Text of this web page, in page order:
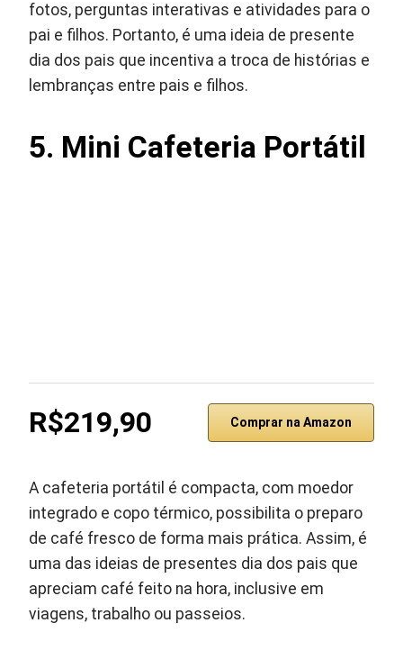
fotos, perguntas interativas e atividades para o
pai e filhos. Portanto, é uma ideia de presente
dia dos pais que incentiva a troca de histórias e
lembranças entre pais e filhos.
5. Mini Cafeteria Portátil
R$219,90 Comprar na Amazon
A cafeteria portátil é compacta, com moedor
integrado e copo térmico, possibilita o preparo
de café fresco de forma mais prática. Assim, é
uma das ideias de presentes dia dos pais que
apreciam café feito na hora, inclusive em
viagens, trabalho ou passeios.